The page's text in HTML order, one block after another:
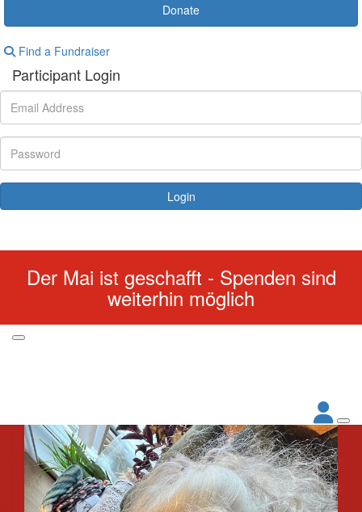
Donate
Find a Fundraiser
Participant Login
Login
Der Mai ist geschafft - Spenden sind
weiterhin möglich